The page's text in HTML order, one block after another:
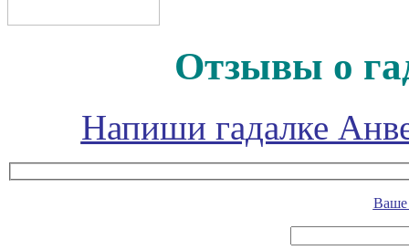
Отзывы о
Напиши гадалке
Ваше